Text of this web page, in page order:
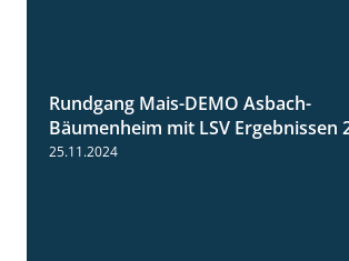
Rundgang Mais-DEMO Asbach-
Bäumenheim mit LSV Ergebnissen
25.11.2024